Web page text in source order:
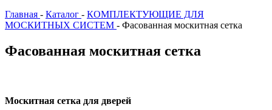
Главная - Каталог - КОМПЛЕКТУЮЩИЕ ДЛЯ
МОСКИТНЫХ СИСТЕМ - Фасованная москитная сетка
Фасованная москитная сетка
Москитная сетка для дверей